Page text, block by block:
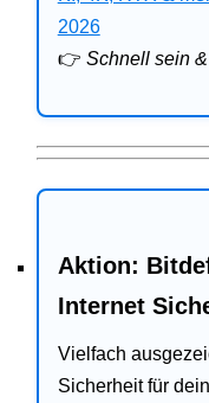
Ratgeber
2026
👉 Schnell sein
Aktion:
Internet
Vielfach
Sicherheit für